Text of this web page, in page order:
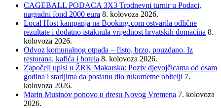
CAGEBALL PODACA 3X3 Trodnevni turnir u Podaci,
nagradni fond 2000 eura 8. kolovoza 2026.
Local Host kampanja na Booking.com ostvarila odlične
rezultate i dodatno istaknula vrijednost hrvatskih domaćina 8.
kolovoza 2026.
Odvoz komunalnog otpada – čisto, brzo, pouzdano. Iz
restorana, kafića i hotela 8. kolovoza 2026.
Započeli upisi u ŽRK Makarska: Poziv djevojčicama od osam
godina i starijima da postanu dio rukometne obitelji 7.
kolovoza 2026.
Marin Musinov ponovo u dresu Novog Vremena 7. kolovoza
2026.